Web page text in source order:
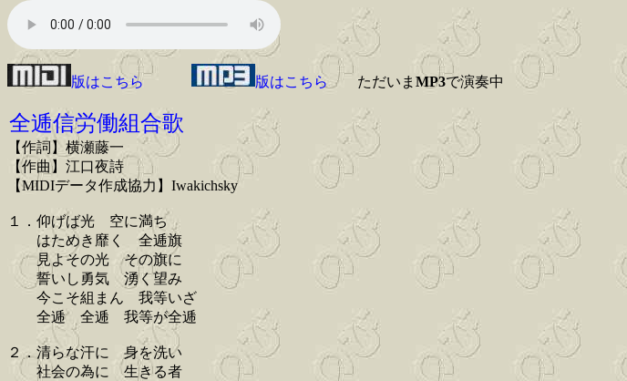
版はこちら 版はこちらただいま MP3で演奏中
全逓信労働組合歌
【作詞】横瀬藤一
【作曲】江口夜詩
【MIDIデータ作成協力】Iwakichsky
１．仰げば光 空に満ち
はためき靡く 全逓旗
見よその光 その旗に
誓いし勇気 湧く望み
今こそ組まん 我等いざ
全逓 全逓 我等が全逓
２．清らな汗に 身を洗い
社会の為に 生きる者